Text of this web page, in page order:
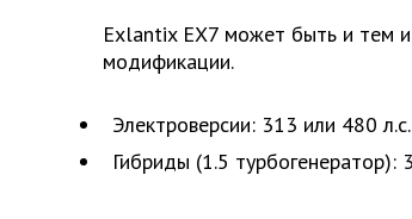
Exlantix EX7 может быть и тем и
модификации.
Электроверсии: 313 или 480
Гибриды (1.5